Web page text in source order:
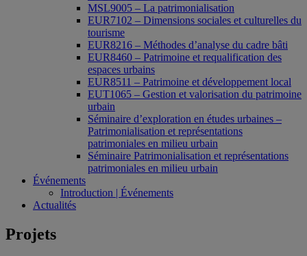
MSL9005 – La patrimonialisation
EUR7102 – Dimensions sociales et culturelles du
tourisme
EUR8216 – Méthodes d’analyse du cadre bâti
EUR8460 – Patrimoine et requalification des
espaces urbains
EUR8511 – Patrimoine et développement local
EUT1065 – Gestion et valorisation du patrimoine
urbain
Séminaire d’exploration en études urbaines –
Patrimonialisation et représentations
patrimoniales en milieu urbain
Séminaire Patrimonialisation et représentations
patrimoniales en milieu urbain
Événements
Introduction | Événements
Actualités
Projets